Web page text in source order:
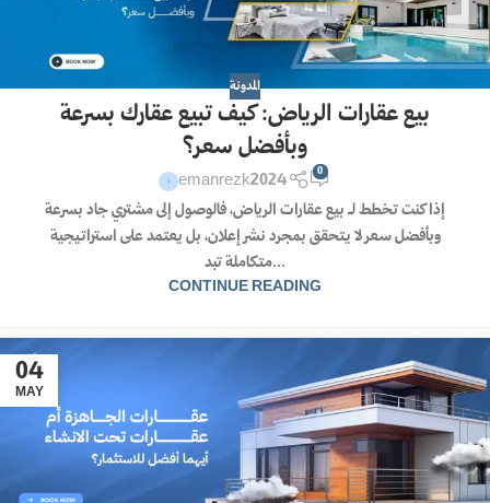
المدونة
بيع عقارات الرياض: كيف تبيع عقارك بسرعة
وبأفضل سعر؟
emanrezk2024 0
إذا كنت تخطط لـ بيع عقارات الرياض، فالوصول إلى مشتري جاد بسرعة
وبأفضل سعر لا يتحقق بمجرد نشر إعلان، بل يعتمد على استراتيجية
متكاملة تبد...
CONTINUE READING
04
MAY